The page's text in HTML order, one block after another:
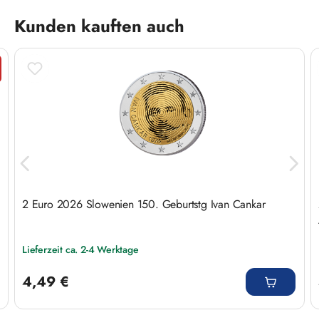
Produktgalerie überspringen
Kunden kauften auch
2 Euro 2026 Slowenien 150. Geburtstg Ivan Cankar
Lieferzeit ca. 2-4 Werktage
4,49 €